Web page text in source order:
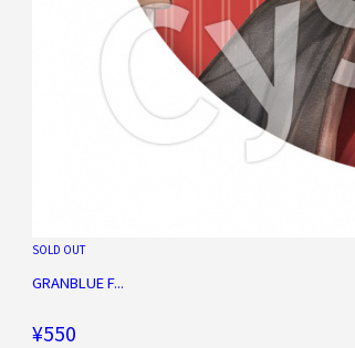
SOLD OUT
GRANBLUE F...
¥550